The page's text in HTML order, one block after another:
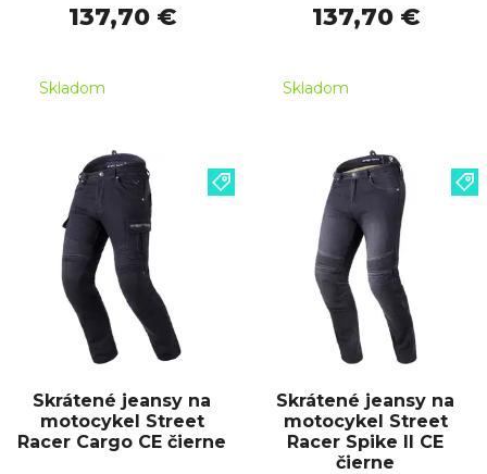
137,70 €
Skladom
137,70 €
Skladom
Skrátené jeansy na
motocykel Street
Racer Cargo CE čierne
Skrátené jeansy na
motocykel Street
Racer Spike II CE
čierne